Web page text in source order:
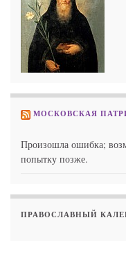
МОСКОВСКАЯ
Произошла ошибка;
попытку позже.
ПРАВОСЛАВНЫЙ